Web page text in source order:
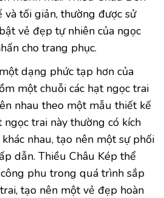
và tối giản, thường được sử
vẻ đẹp tự nhiên của ngọc
cho trang phục.
dạng phức tạp hơn của
một chuỗi các hạt ngọc trai
nhau theo một mẫu thiết kế
ngọc trai này thường có kích
nhau, tạo nên một sự phối
dẫn. Thiều Châu Kép thể
phu trong quá trình sắp
tạo nên một vẻ đẹp hoàn